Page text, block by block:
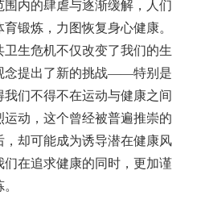
围内的肆虐与逐渐缓解，人们
锻炼，力图恢复身心健康。
生危机不仅改变了我们的生
念提出了新的挑战——特别是
们不得不在运动与健康之间
动，这个曾经被普遍推崇的
却可能成为诱导潜在健康风
在追求健康的同时，更加谨